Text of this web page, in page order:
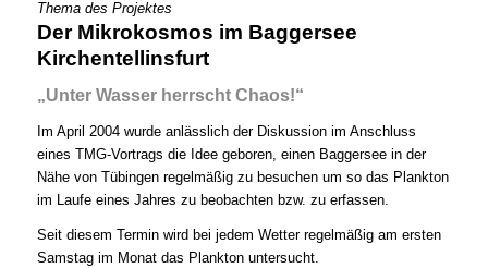
Thema des Projektes
Der Mikrokosmos im Baggersee
Kirchentellinsfurt
„Unter Wasser herrscht Chaos!“
Im April 2004 wurde anlässlich der Diskussion im Anschluss
eines TMG-Vortrags die Idee geboren, einen Baggersee in der
Nähe von Tübingen regelmäßig zu besuchen um so das Plankton
im Laufe eines Jahres zu beobachten bzw. zu erfassen.
Seit diesem Termin wird bei jedem Wetter regelmäßig am ersten
Samstag im Monat das Plankton untersucht.